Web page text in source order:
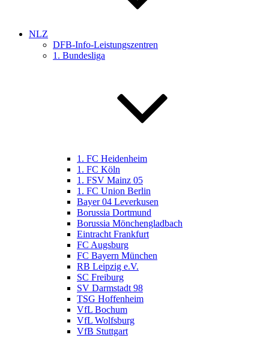
NLZ
DFB-Info-Leistungszentren
1. Bundesliga
1. FC Heidenheim
1. FC Köln
1. FSV Mainz 05
1. FC Union Berlin
Bayer 04 Leverkusen
Borussia Dortmund
Borussia Mönchengladbach
Eintracht Frankfurt
FC Augsburg
FC Bayern München
RB Leipzig e.V.
SC Freiburg
SV Darmstadt 98
TSG Hoffenheim
VfL Bochum
VfL Wolfsburg
VfB Stuttgart